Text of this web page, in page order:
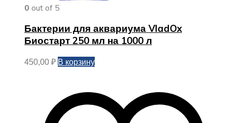
0 out of 5
Бактерии для аквариума VladOx
Биостарт 250 мл на 1000 л
450,00 ₽ В корзину